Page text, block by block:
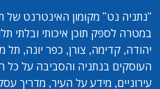
"נתניה נט" מקומון האינטרנט של
במטרה לספק תוכן איכותי ובלתי
יהודה, קדימה, צורן, כפר יונה, תל
העוסקים בנתניה והסביבה על כל
עירוניים, מידע על העיר, מדריך